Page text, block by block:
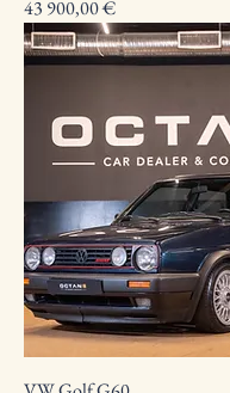
Preço
43 900,00 €